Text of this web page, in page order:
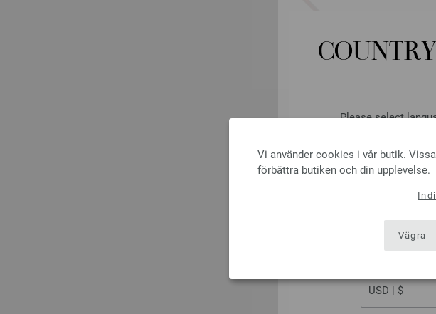
Please select
SHIPPING TO
USA -
Vi använder cookies i vår butik.
förbättra butiken och din upplevelse.
Vägra